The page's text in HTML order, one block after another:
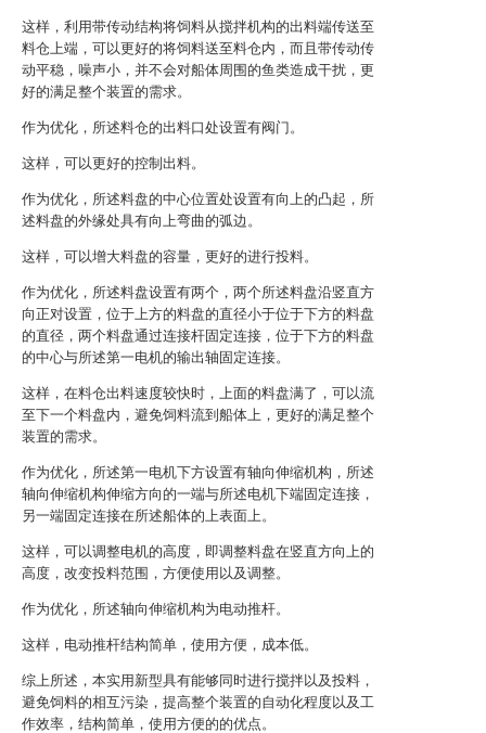
这样，利用带传动结构将饲料从搅拌机构的出料端传送至
料仓上端，可以更好的将饲料送至料仓内，而且带传动传
动平稳，噪声小，并不会对船体周围的鱼类造成干扰，更
好的满足整个装置的需求。
作为优化，所述料仓的出料口处设置有阀门。
这样，可以更好的控制出料。
作为优化，所述料盘的中心位置处设置有向上的凸起，所
述料盘的外缘处具有向上弯曲的弧边。
这样，可以增大料盘的容量，更好的进行投料。
作为优化，所述料盘设置有两个，两个所述料盘沿竖直方
向正对设置，位于上方的料盘的直径小于位于下方的料盘
的直径，两个料盘通过连接杆固定连接，位于下方的料盘
的中心与所述第一电机的输出轴固定连接。
这样，在料仓出料速度较快时，上面的料盘满了，可以流
至下一个料盘内，避免饲料流到船体上，更好的满足整个
装置的需求。
作为优化，所述第一电机下方设置有轴向伸缩机构，所述
轴向伸缩机构伸缩方向的一端与所述电机下端固定连接，
另一端固定连接在所述船体的上表面上。
这样，可以调整电机的高度，即调整料盘在竖直方向上的
高度，改变投料范围，方便使用以及调整。
作为优化，所述轴向伸缩机构为电动推杆。
这样，电动推杆结构简单，使用方便，成本低。
综上所述，本实用新型具有能够同时进行搅拌以及投料，
避免饲料的相互污染，提高整个装置的自动化程度以及工
作效率，结构简单，使用方便的的优点。